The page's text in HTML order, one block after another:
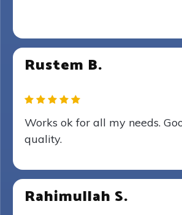
Rustem B.
Works ok for all my needs.
quality.
Rahimullah S.